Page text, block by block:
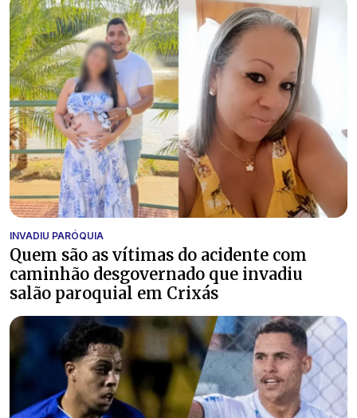
INVADIU PARÓQUIA
Quem são as vítimas do acidente com
caminhão desgovernado que invadiu
salão paroquial em Crixás